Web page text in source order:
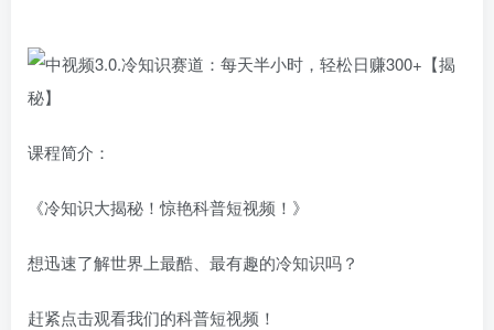
课程简介：
《冷知识大揭秘！惊艳科普短视频！》
想迅速了解世界上最酷、最有趣的冷知识吗？
赶紧点击观看我们的科普短视频！